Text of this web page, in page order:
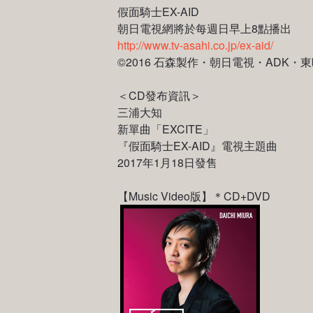
假面騎士EX-AID
朝日電視網將於每週日早上8點播出
http://www.tv-asahi.co.jp/ex-aid/
©2016 石森製作・朝日電視・ADK・
＜CD發布資訊＞
三浦大知
新單曲「EXCITE」
『假面騎士EX-AID』電視主題曲
2017年1月18日發售
【Music Video版】＊CD+DVD